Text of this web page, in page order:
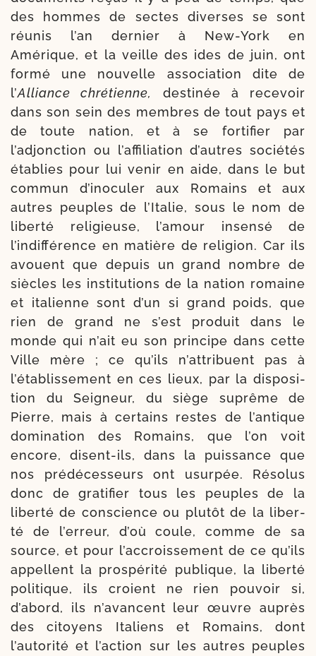
des hommes de sectes diverses se sont
réunis l’an der­nier à New-​York en
Amérique, et la veille des ides de juin, ont
for­mé une nou­velle asso­cia­tion dite de
l’Alliance chré­tienne,
des­ti­née à rece­voir
dans son sein des membres de tout pays et
de toute nation, et à se for­ti­fier par
l’adjonction ou l’affilia­tion d’autres socié­tés
éta­blies pour lui venir en aide, dans le but
com­mun d’inoculer aux Romains et aux
autres peuples de l’Italie, sous le nom de
liber­té reli­gieuse, l’amour insen­sé de
l’indifférence en matière de reli­gion. Car ils
avouent que depuis un grand nombre de
siècles les institu­tions de la nation romaine
et ita­lienne sont d’un si grand poids, que
rien de grand ne s’est pro­duit dans le
monde qui n’ait eu son prin­cipe dans cette
Ville mère ; ce qu’ils n’attribuent pas à
l’établissement en ces lieux, par la dis­po­si­
tion du Seigneur, du siège suprême de
Pierre, mais à cer­tains restes de l’antique
domi­na­tion des Romains, que l’on voit
encore, disent-​ils, dans la puis­sance que
nos pré­dé­ces­seurs ont usur­pée. Résolus
donc de gra­ti­fier tous les peuples de la
liber­té de conscience ou plu­tôt de la liber­
té de l’erreur, d’où coule, comme de sa
source, et pour l’accroissement de ce qu’ils
appellent la pros­pé­ri­té publique, la liber­té
poli­tique, ils croient ne rien pou­voir si,
d’abord, ils n’avancent leur œuvre auprès
des citoyens Italiens et Romains, dont
l’autorité et l’ac­tion sur les autres peuples